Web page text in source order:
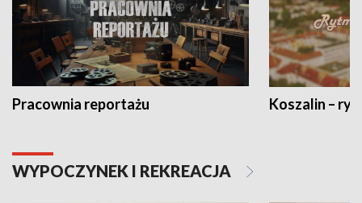
Pracownia reportażu Koszalin –
WYPOCZYNEK I REKREACJA